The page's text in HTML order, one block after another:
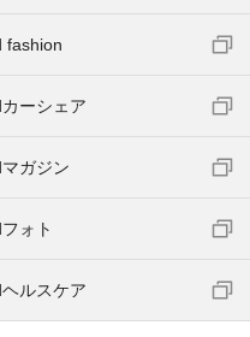
fashion
ーシェア
ガジン
ォト
ルスケア